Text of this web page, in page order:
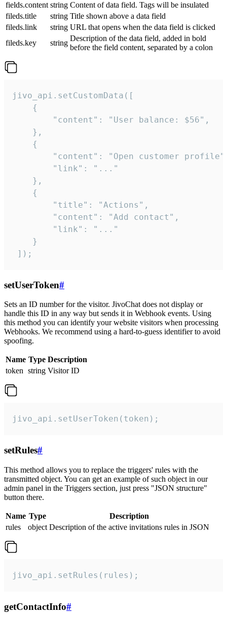
fields.content string Content of data field. Tags will be insulated
fileds.title
string Title shown above a data field
fileds.link
string URL that opens when the data field is clicked
fileds.key
string
Description of the data field, added in bold
before the field content, separated by a colon
jivo_api.setCustomData([
    {
        "content": "User balance: $56",
    },
    {
"content": "Open customer
        "link": "..."
    },
    {
        "title": "Actions",
        "content": "Add contact",
        "link": "..."
    }
]);
setUserToken#
Sets an ID number for the visitor. JivoChat does not display or
handle this ID in any way but sends it in Webhook events. Using
this method you can identify your website visitors when processing
Webhooks. We recommend using a hard-to-guess identifier to avoid
spoofing.
Name Type Description
token string Visitor ID
jivo_api.setUserToken(token);
setRules#
This method allows you to replace the triggers' rules with the
transmitted object. You can get an example of such object in our
admin panel in the Triggers section, just press "JSON structure"
button there.
Name Type
Description
rules
object Description of the active invitations rules in JSON
jivo_api.setRules(rules);
getContactInfo#